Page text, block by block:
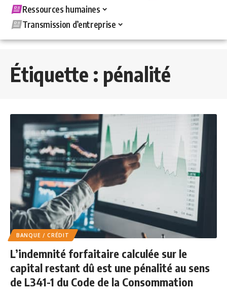
Ressources humaines
Transmission d’entreprise
Étiquette : pénalité
BANQUE / CRÉDIT
L’indemnité forfaitaire calculée sur le
capital restant dû est une pénalité au sens
de L341-1 du Code de la Consommation